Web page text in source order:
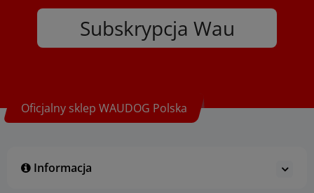
Subskrypcja Wau
Oficjalny sklep WAUDOG Polska
Informacja